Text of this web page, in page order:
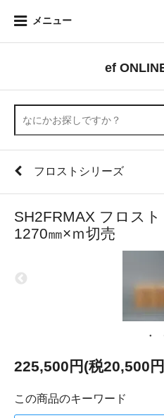
メニュー
ef
フロストシリーズ
SH2FRMAX フロス
1270㎜×ｍ切売
225,500円(税20,500
この商品のキーワード